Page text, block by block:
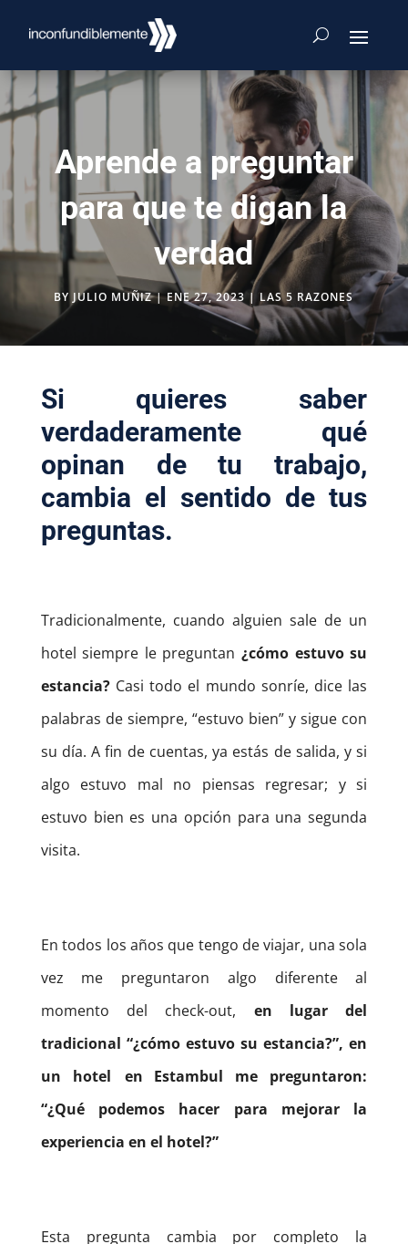
Aprende a preguntar
para que te digan la
verdad
BY JULIO MUÑIZ|ENE 27, 2023 | LAS 5 RAZONES
Si quieres saber
verdaderamente qué
opinan de tu trabajo,
cambia el sentido de tus
preguntas.
Tradicionalmente, cuando alguien sale de un
hotel siempre le preguntan¿cómo estuvo su
estancia? Casi todo el mundo sonríe, dice las
palabras de siempre, “estuvo bien” y sigue con
su día. A fin de cuentas, ya estás de salida, y si
algo estuvo mal no piensas regresar; y si
estuvo bien es una opción para una segunda
visita.
En todos los años que tengo de viajar, una sola
vez me preguntaron algo diferente al
momento del check-out, en lugar del
tradicional “¿cómo estuvo su estancia?”, en
un hotel en Estambul me preguntaron:
“¿Qué podemos hacer para mejorar la
experiencia en el hotel?”
Esta pregunta cambia por completo la